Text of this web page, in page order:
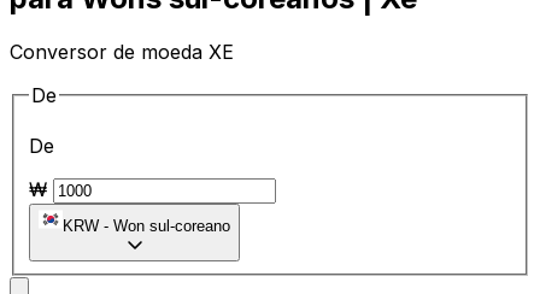
Conversor de moeda XE
De
De
₩
KRW - Won sul-coreano